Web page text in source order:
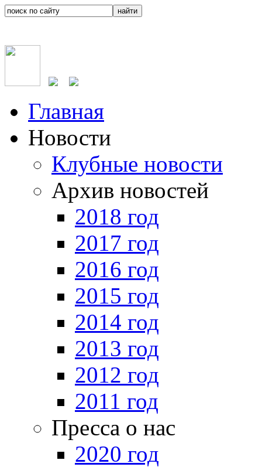
Главная
Новости
Клубные новости
Архив новостей
2018 год
2017 год
2016 год
2015 год
2014 год
2013 год
2012 год
2011 год
Пресса о нас
2020 год